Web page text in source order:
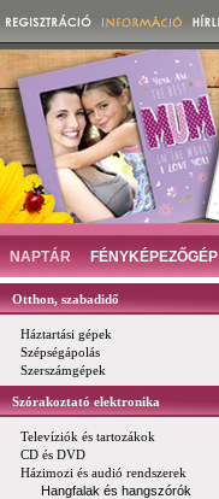
NAPTÁR FÉNYKÉPEZŐGÉP
Otthon, szabadidő
Háztartási gépek
Szépségápolás
Szerszámgépek
Szórakoztató elektronika
Televíziók és tartozákok
CD és DVD
Házimozi és audió rendszerek
Hangfalak és hangszórók